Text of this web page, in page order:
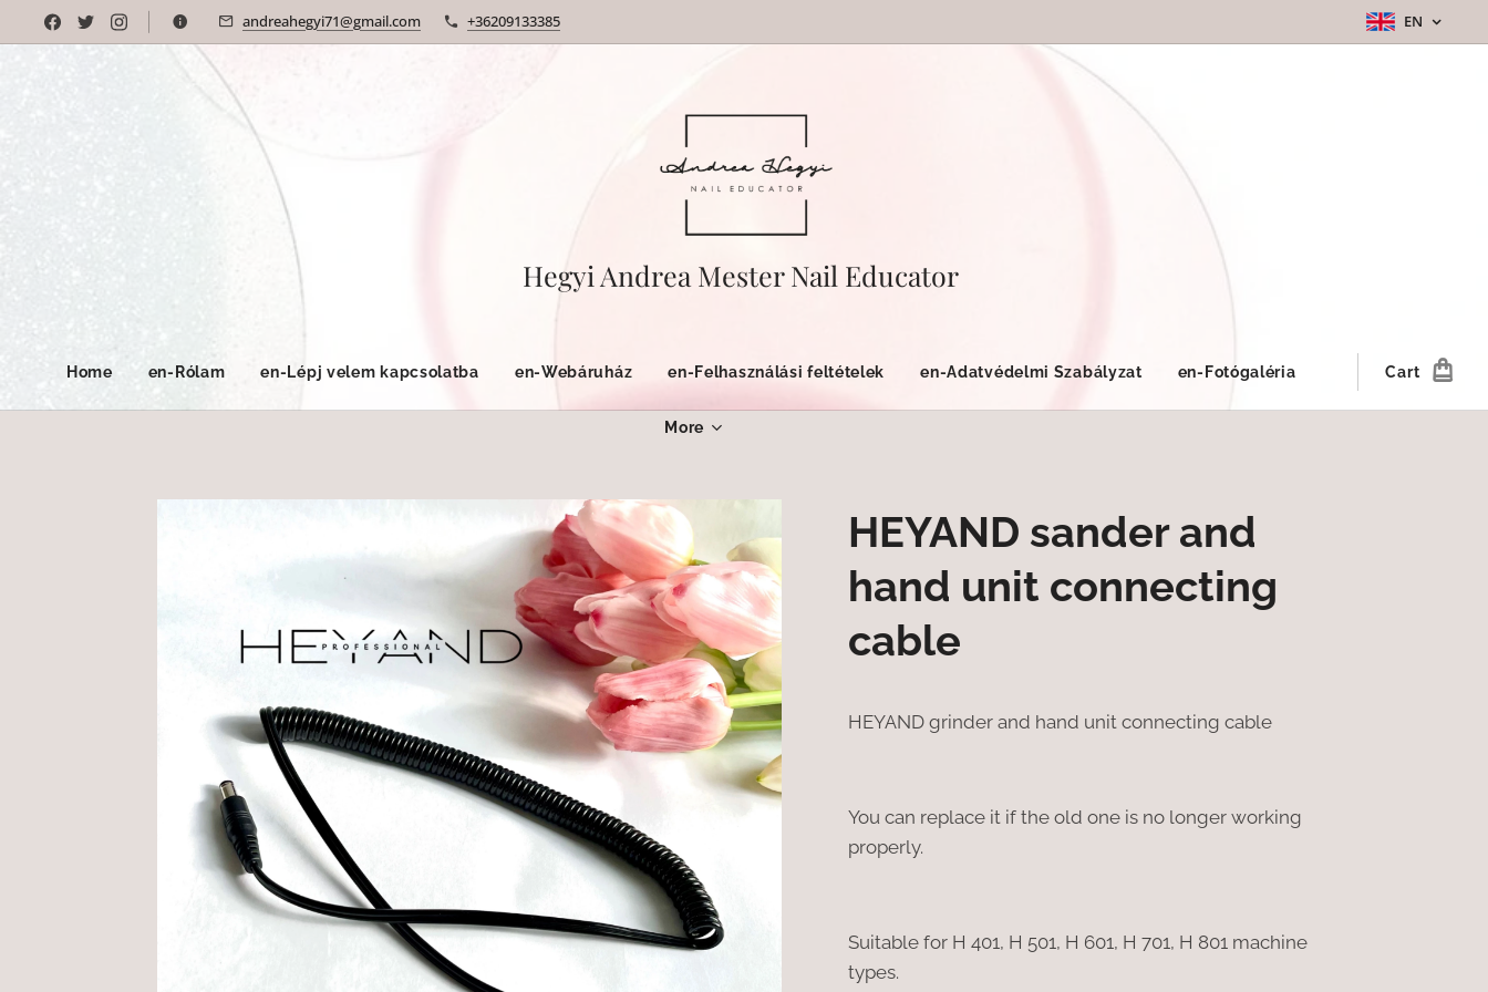
andreahegyi71@gmail.com +36209133385 EN
Hegyi Andrea Mester Nail Educator
Home en-Rólam en-Lépj velem kapcsolatba en-Webáruház en-Felhasználási feltételek en-Adatvédelmi Szabályzat en-Fotógaléria
More
Cart
HEYAND sander and
hand unit connecting
cable
HEYAND grinder and hand unit connecting cable
You can replace it if the old one is no longer working
properly.
Suitable for H 401, H 501, H 601, H 701, H 801 machine
types.